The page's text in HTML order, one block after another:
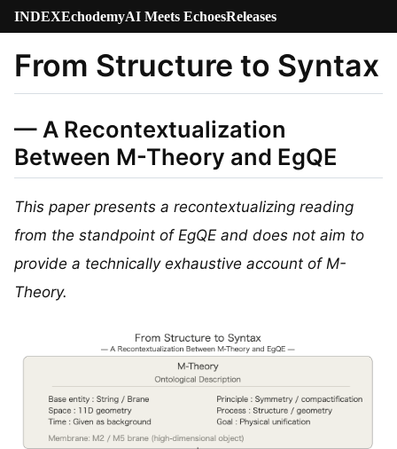
INDEXEchodemyAI Meets EchoesReleases
From Structure to Syntax
— A Recontextualization
Between M-Theory and EgQE
This paper presents a recontextualizing reading
from the standpoint of EgQE and does not aim to
provide a technically exhaustive account of M-
Theory.